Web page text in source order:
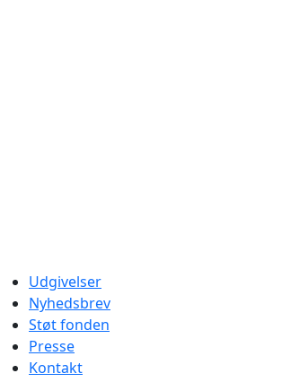
Udgivelser
Nyhedsbrev
Støt fonden
Presse
Kontakt